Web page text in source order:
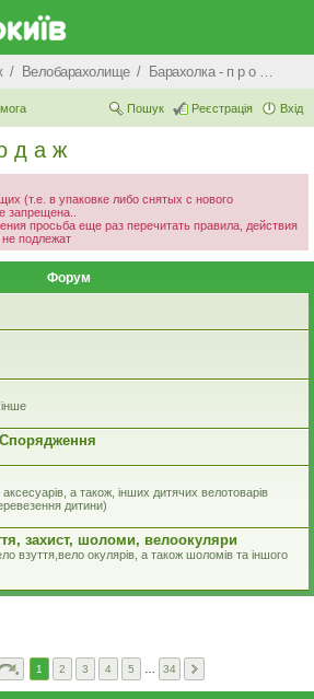
Велобарахолище Барахолка - п р о д а ж
Вхід
Реєстрація
Пошук
д а ж
(т.е. в упаковке либо снятых с нового
запрещена..
просьба еще раз перечитать правила, действия
подлежат
Форум
а також, інших дитячих велотоварів
дитини)
захист, шоломи, велоокуляри
взуття,вело окулярів, а також шоломів та іншого
1 2 3 4 5 34